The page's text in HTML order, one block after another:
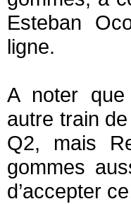
Esteban
ligne.
A noter que
autre train
Q2, mais
gommes
d’accepter